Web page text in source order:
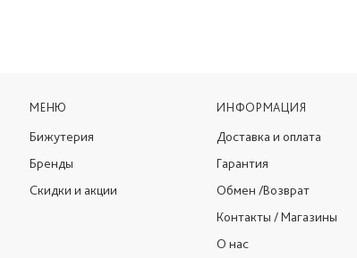
МЕНЮ
Бижутерия
Бренды
Скидки и акции
ИНФОРМАЦИЯ
Доставка и оплата
Гарантия
Обмен /Возврат
Контакты / Магазины
О нас